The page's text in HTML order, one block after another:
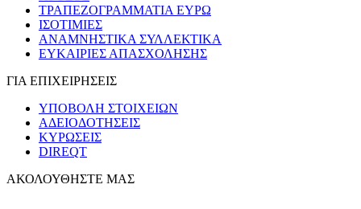
ΤΡΑΠΕΖΟΓΡΑΜΜΑΤΙΑ ΕΥΡΩ
ΙΣΟΤΙΜΙΕΣ
ΑΝΑΜΝΗΣΤΙΚΑ ΣΥΛΛΕΚΤΙΚΑ
ΕΥΚΑΙΡΙΕΣ ΑΠΑΣΧΟΛΗΣΗΣ
ΓΙΑ ΕΠΙΧΕΙΡΗΣΕΙΣ
ΥΠΟΒΟΛΗ ΣΤΟΙΧΕΙΩΝ
ΑΔΕΙΟΔΟΤΗΣΕΙΣ
ΚΥΡΩΣΕΙΣ
DIREQT
ΑΚΟΛΟΥΘΗΣΤΕ ΜΑΣ